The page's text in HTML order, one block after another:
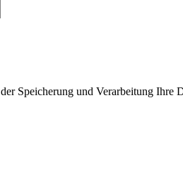
Speicherung und Verarbeitung Ihre